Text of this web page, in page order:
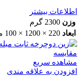
اطلاعات بیشتر
وزن 2300 گرم
ابعاد 220 × 1200 × 100 میلی‌متر
مقایسه
مشاهده سریع
افزودن به علاقه مندی